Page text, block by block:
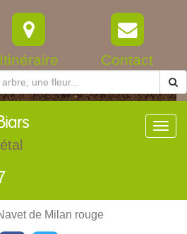
Itinéraire Contact
de Milan rouge